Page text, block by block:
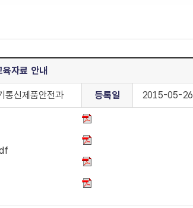
자료 안내
통신제품안전과 등록일 2015-05-26